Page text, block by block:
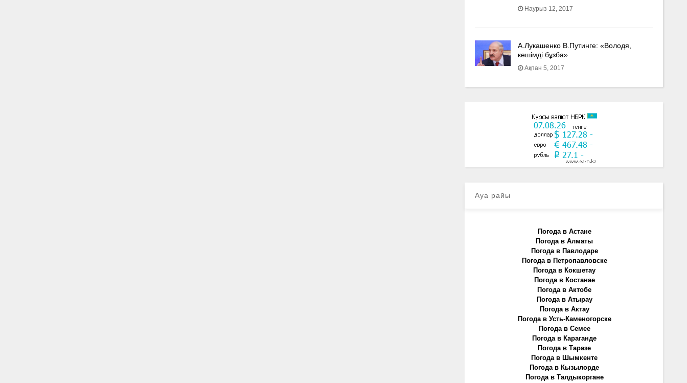
Наурыз 12, 2017
А.Лукашенко В.Путинге: «Володя,
кешімді бұзба»
Ақпан 5, 2017
Ауа райы
Погода в Астане
Погода в Алматы
Погода в Павлодаре
Погода в Петропавловске
Погода в Кокшетау
Погода в Костанае
Погода в Актобе
Погода в Атырау
Погода в Актау
Погода в Усть-Каменогорске
Погода в Семее
Погода в Караганде
Погода в Таразе
Погода в Шымкенте
Погода в Кызылорде
Погода в Талдыкоргане